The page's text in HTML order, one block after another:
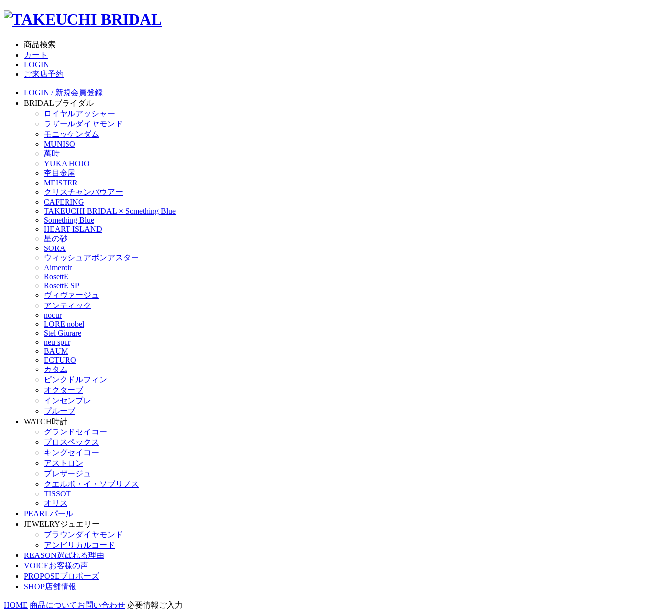
商品検索
カート
LOGIN
ご来店予約
LOGIN / 新規会員登録
BRIDALブライダル
ロイヤルアッシャー
ラザールダイヤモンド
モニッケンダム
MUNISO
萬時
YUKA HOJO
杢目金屋
MEISTER
クリスチャンバウアー
CAFERING
TAKEUCHI BRIDAL × Something Blue
Something Blue
HEART ISLAND
星の砂
SORA
ウィッシュアポンアスター
Aimeroir
RosettE
RosettE SP
ヴィヴァージュ
アンティック
nocur
LORE nobel
Stel Giurare
neu spur
BAUM
ECTURO
カタム
ピンクドルフィン
オクターブ
インセンブレ
プルーブ
WATCH時計
グランドセイコー
プロスペックス
キングセイコー
アストロン
プレザージュ
クエルボ・イ・ソブリノス
TISSOT
オリス
PEARLパール
JEWELRYジュエリー
ブラウンダイヤモンド
アンビリカルコード
REASON選ばれる理由
VOICEお客様の声
PROPOSEプロポーズ
SHOP店舗情報
HOME 商品についてお問い合わせ 必要情報ご入力